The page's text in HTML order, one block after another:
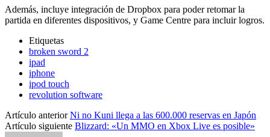
Además, incluye integración de Dropbox para poder retomar la
partida en diferentes dispositivos, y Game Centre para incluir logros.
Etiquetas
broken sword 2
ipad
iphone
ipod touch
revolution software
Artículo anterior Ni no Kuni llega a las 600.000 reservas en Japón
Artículo siguiente Blizzard: «Un MMO en Xbox Live es posible»